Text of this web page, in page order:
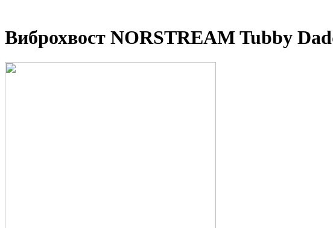
Виброхвост NORSTREAM Tubby